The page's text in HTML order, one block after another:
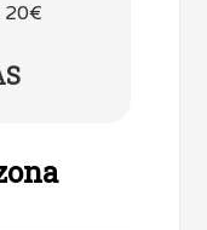
20€